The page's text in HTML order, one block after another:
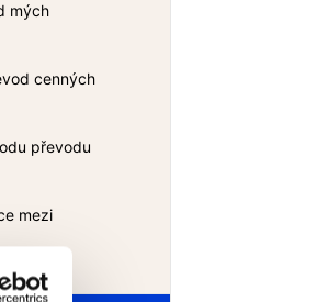
mých
cenných
převodu
mezi